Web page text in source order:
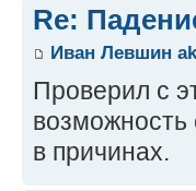
Re:
Иван Левшин
Проверил с
возможность
в причинах.